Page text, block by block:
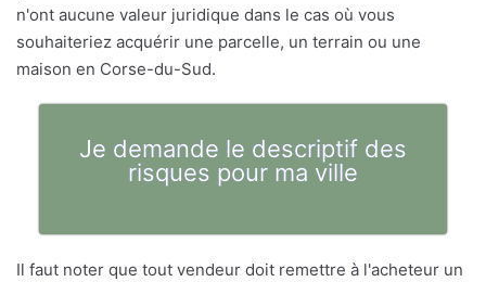
n'ont aucune valeur juridique dans le cas où vous
souhaiteriez acquérir une parcelle, un terrain ou une
maison en Corse-du-Sud.
Je demande le descriptif des
risques pour ma ville
Il faut noter que tout vendeur doit remettre à l'acheteur un